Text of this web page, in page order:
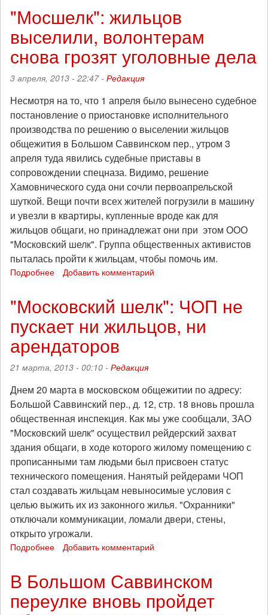
вокруг
дела
"Мосшёлка"
"Мосшелк": жильцов
выселили, волонтерам
снова грозят уголовные дела
3 апреля, 2013 - 22:47 - Редакция
Несмотря на то, что 1 апреля было вынесено судебное
постановление о приостановке исполнительного
производства по решению о выселении жильцов
общежития в Большом Саввинском пер., утром 3
апреля туда явились судебные приставы в
сопровождении спецназа. Видимо, решение
Хамовнического суда они сочли первоапрельской
шуткой. Вещи почти всех жителей погрузили в машину
и увезли в квартиры, купленные вроде как для
жильцов общаги, но принадлежат они при этом ООО
"Московский шелк". Группа общественных активистов
пыталась пройти к жильцам, чтобы помочь им.
Подробнее
выселили,
снова
грозят
уголовные
дела
Добавить комментарий
"Московский шелк": ЧОП не
пускает ни жильцов, ни
арендаторов
21 марта, 2013 - 00:10 - Редакция
Днем 20 марта в московском общежитии по адресу:
Большой Саввинский пер., д. 12, стр. 18 вновь прошла
общественная инспекция. Как мы уже сообщали, ЗАО
"Московский шелк" осуществил рейдерский захват
здания общаги, в ходе которого жилому помещению с
прописанными там людьми был присвоен статус
технического помещения. Нанятый рейдерами ЧОП
стал создавать жильцам невыносимые условия с
целью выжить их из законного жилья. "Охранники"
отключали коммуникации, ломали двери, стены,
открыто угрожали.
Подробнее
ЧОП
пускает
Добавить комментарий
В Большом Саввинском
переулке вновь пройдет